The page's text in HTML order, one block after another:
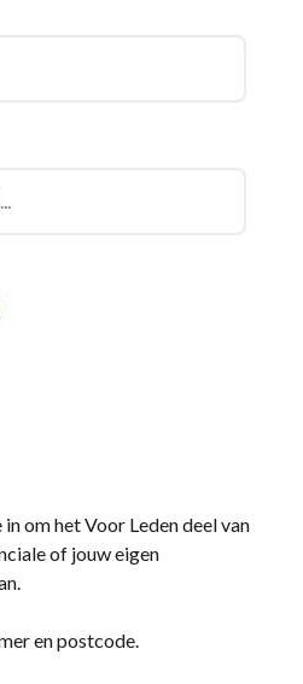
om het Voor Leden deel van
of jouw eigen
en postcode.